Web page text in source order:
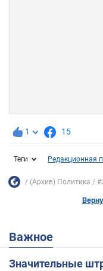
1 15
Теги Редакционная
(Архив) Политика
Важное
Значительные